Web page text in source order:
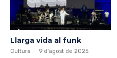
Llarga vida al funk
Cultura 9 d'agost de 2025